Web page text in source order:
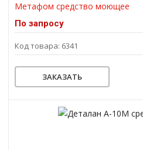
Метафом средство моющее
По запросу
Код товара: 6341
ЗАКАЗАТЬ